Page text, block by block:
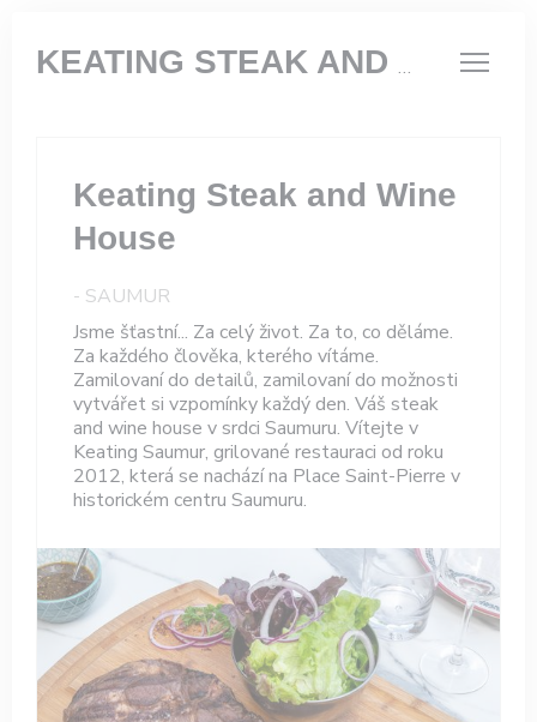
KEATING STEAK AND WINE HOUSE
Keating Steak and Wine
House
- SAUMUR
Jsme šťastní... Za celý život. Za to, co děláme.
Za každého člověka, kterého vítáme.
Zamilovaní do detailů, zamilovaní do možnosti
vytvářet si vzpomínky každý den. Váš steak
and wine house v srdci Saumuru. Vítejte v
Keating Saumur, grilované restauraci od roku
2012, která se nachází na Place Saint-Pierre v
historickém centru Saumuru.